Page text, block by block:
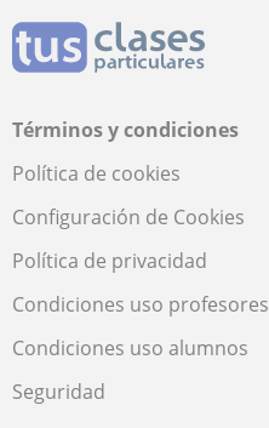
Términos y condiciones
Política de cookies
Configuración de Cookies
Política de privacidad
Condiciones uso profesores
Condiciones uso alumnos
Seguridad